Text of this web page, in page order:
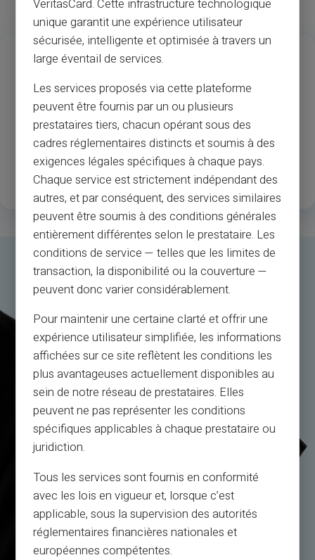
13
Akceptace obchodníků a
bankomatů
1.3M
Šťastní registrovaní
zákazníci
35
Země jsou k dispozici
VeritasCard. Cette infrastructure technologique
unique garantit une expérience utilisateur
sécurisée, intelligente et optimisée à travers un
large éventail de services.
Les services proposés via cette plateforme
peuvent être fournis par un ou plusieurs
prestataires tiers, chacun opérant sous des
cadres réglementaires distincts et soumis à des
exigences légales spécifiques à chaque pays.
Chaque service est strictement indépendant des
autres, et par conséquent, des services similaires
peuvent être soumis à des conditions générales
entièrement différentes selon le prestataire. Les
conditions de service — telles que les limites de
transaction, la disponibilité ou la couverture —
peuvent donc varier considérablement.
Pour maintenir une certaine clarté et offrir une
expérience utilisateur simplifiée, les informations
affichées sur ce site reflètent les conditions les
plus avantageuses actuellement disponibles au
sein de notre réseau de prestataires. Elles
peuvent ne pas représenter les conditions
spécifiques applicables à chaque prestataire ou
juridiction.
Tous les services sont fournis en conformité
avec les lois en vigueur et, lorsque c’est
applicable, sous la supervision des autorités
réglementaires financières nationales et
européennes compétentes.